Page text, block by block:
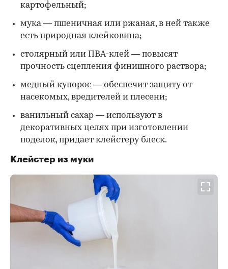
картофельный;
мука — пшеничная или ржаная, в ней также
есть природная клейковина;
столярный или ПВА-клей — повысят
прочность сцепления финишного раствора;
медный купорос — обеспечит защиту от
насекомых, вредителей и плесени;
ванильный сахар — используют в
декоративных целях при изготовлении
поделок, придает клейстеру блеск.
Клейстер из муки